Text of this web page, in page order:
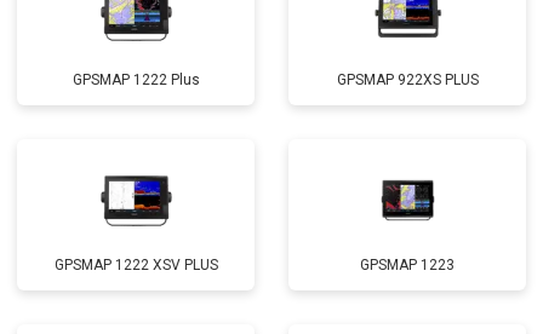
GPSMAP 1222 Plus GPSMAP 922XS PLUS
GPSMAP 1222 XSV PLUS GPSMAP 1223